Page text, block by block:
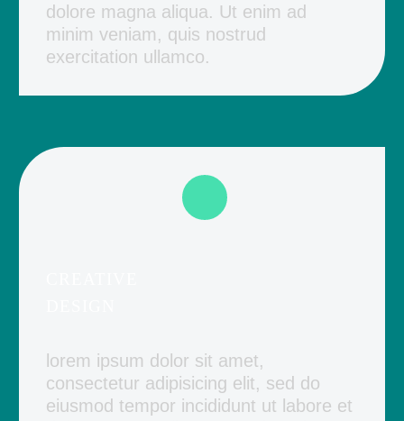
dolore magna aliqua. Ut enim ad
minim veniam, quis nostrud
exercitation ullamco.
lorem ipsum dolor sit amet,
consectetur adipisicing elit, sed do
eiusmod tempor incididunt ut labore et